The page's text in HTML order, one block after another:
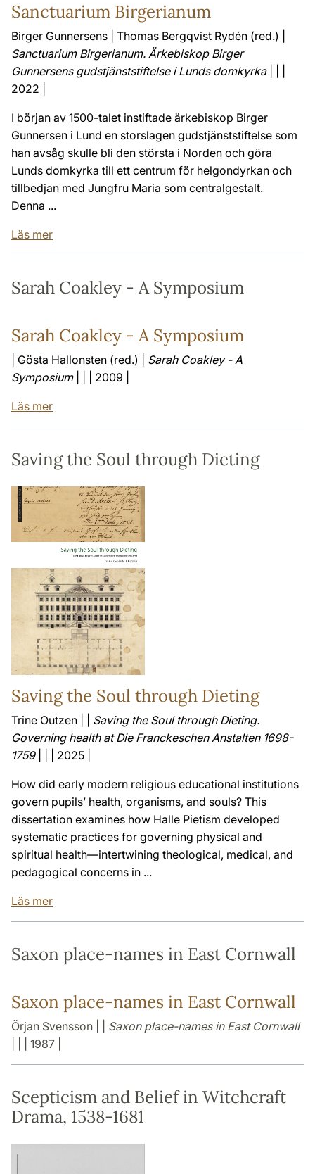
Sanctuarium Birgerianum
Birger Gunnersens | Thomas Bergqvist Rydén (red.) |
Sanctuarium Birgerianum. Ärkebiskop Birger
Gunnersens gudstjänststiftelse i Lunds domkyrka| | |
2022 |
I början av 1500-talet instiftade ärkebiskop Birger
Gunnersen i Lund en storslagen gudstjänststiftelse som
han avsåg skulle bli den största i Norden och göra
Lunds domkyrka till ett centrum för helgondyrkan och
tillbedjan med Jungfru Maria som centralgestalt.
Denna ...
Läs mer
Sarah Coakley - A Symposium
Sarah Coakley - A Symposium
| Gösta Hallonsten (red.) | Sarah Coakley - A
Symposium| | | 2009 |
Läs mer
Saving the Soul through Dieting
Saving the Soul through Dieting
Trine Outzen | | Saving the Soul through Dieting.
Governing health at Die Franckeschen Anstalten 1698-
1759| | | 2025 |
How did early modern religious educational institutions
govern pupils’ health, organisms, and souls? This
dissertation examines how Halle Pietism developed
systematic practices for governing physical and
spiritual health—intertwining theological, medical, and
pedagogical concerns in ...
Läs mer
Saxon place-names in East Cornwall
Saxon place-names in East Cornwall
Örjan Svensson | | Saxon place-names in East Cornwall
| | | 1987 |
Scepticism and Belief in Witchcraft
Drama, 1538-1681